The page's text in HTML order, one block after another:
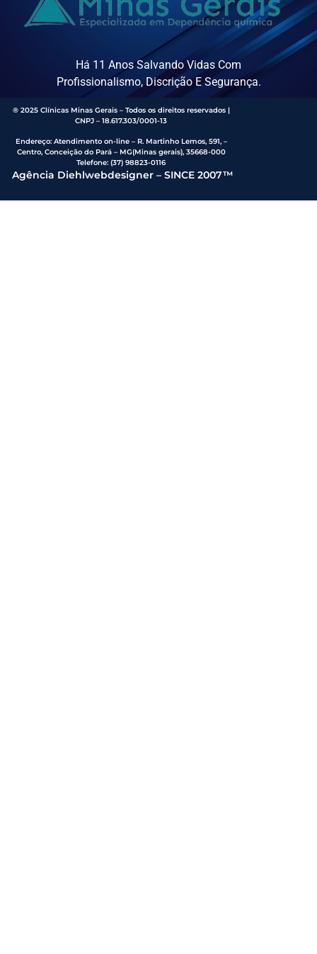
Há 11 Anos Salvando Vidas Com
Profissionalismo, Discrição E Segurança.
® 2025 Clínicas Minas Gerais – Todos os direitos reservados |
CNPJ – 18.617.303/0001-13
Endereço: Atendimento on-line – R. Martinho Lemos, 591, –
Centro, Conceição do Pará – MG(Minas gerais), 35668-000
Telefone:(37) 98823-0116
Agência Diehlwebdesigner – SINCE 2007™